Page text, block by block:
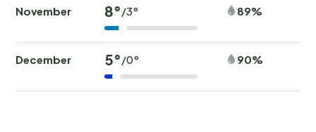
November 8°/3° 89%
December 5°/0° 90%